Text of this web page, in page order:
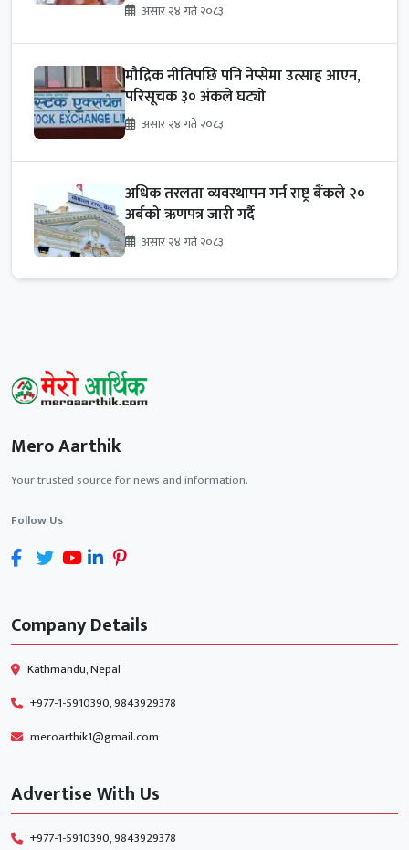
असार २४ गते २०८३
मौद्रिक नीतिपछि पनि नेप्सेमा उत्साह आएन,
परिसूचक ३० अंकले घट्यो
असार २४ गते २०८३
अधिक तरलता व्यवस्थापन गर्न राष्ट्र बैंकले २०
अर्बको ऋणपत्र जारी गर्दै
असार २४ गते २०८३
Mero Aarthik
Your trusted source for news and information.
Follow Us
Company Details
Kathmandu, Nepal
+977-1-5910390, 9843929378
meroarthik1@gmail.com
Advertise With Us
+977-1-5910390, 9843929378